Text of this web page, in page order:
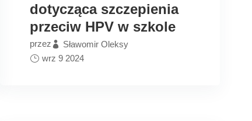
dotycząca szczepienia
przeciw HPV w szkole
przez
Sławomir Oleksy
wrz 9 2024